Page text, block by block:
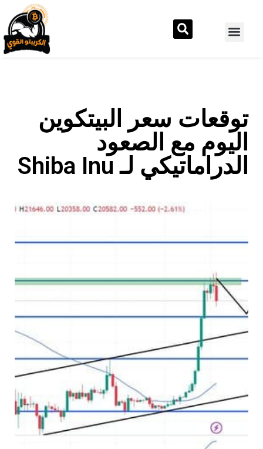
توقعات سعر البيتكوين
اليوم مع الصعود
الدراماتيكي لـ Shiba Inu